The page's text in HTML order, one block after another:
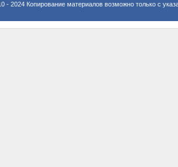
- 2024 Копирование материалов возможно только с